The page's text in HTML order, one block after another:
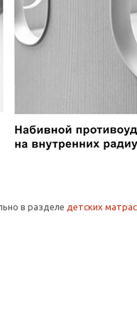
в разделе детских